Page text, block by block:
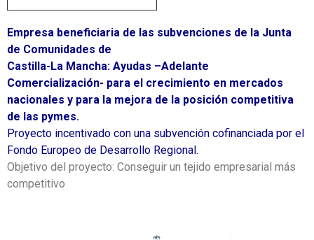
Empresa beneficiaria de las subvenciones de la Junta
de Comunidades de
Castilla-La Mancha: Ayudas –Adelante
Comercialización- para el crecimiento en mercados
nacionales y para la mejora de la posición competitiva
de las pymes.
Proyecto incentivado con una subvención cofinanciada por el
Fondo Europeo de Desarrollo Regional.
Objetivo del proyecto: Conseguir un tejido empresarial más
competitivo